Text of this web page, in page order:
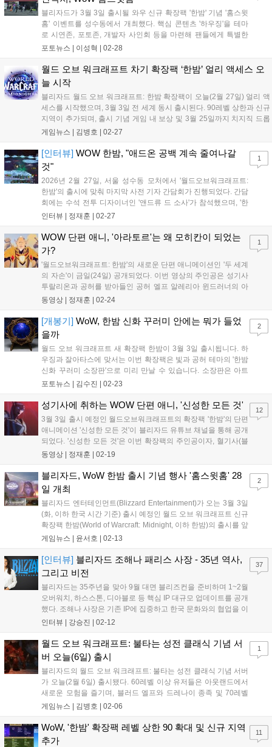
블리자드가 3월 3일 출시될 와우 신규 확장팩 '한밤' 기념 '홈스윗
홈' 이벤트를 성수동에서 개최했다. 핵심 콘텐츠 '하우징'을 테마
로 시연존, 포토존, 개발자 사인회 등을 마련해 팬들에게 특별한
경험과 안식처를 제공하며 출시 기대감을 높였다....
포토뉴스 | 이성혁 02-28
월드 오브 워크래프트 차기 확장팩 ‘한밤’ 얼리 액세스 오
늘 시작
블리자드 월드 오브 워크래프트: 한밤 확장팩이 오늘(2월 27일) 얼리 액
세스를 시작했으며, 3월 3일 전 세계 동시 출시된다. 90레벨 상한과 신규
지역이 추가되며, 출시 기념 게임 내 보상 및 3월 25일까지 치지직 드롭
스 이벤트가 진행된다. 2월 28일에는 한국 팬을 위한 오프라인 행사 '홈
게임뉴스 | 김병호 02-27
[인터뷰] WOW 한밤, "애드온 공백 계속 줄여나갈
것"
2026년 2월 27일, 서울 성수동 모처에서 '월드오브워크래프트:
한밤'의 출시에 맞춰 마지막 사전 기자 간담회가 진행되었다. 간담
회에는 수석 전투 디자이너인 '앤드류 드 소사'가 참석했으며, '한
밤'에 대한 간략한 소개 이후 현장에 참여한 국내 게임 매체 기자
다. 이전에도 마찬가지였지만...
인터뷰 | 정재훈 02-27
1
WOW 단편 애니, '아라토르'는 왜 모히칸이 되었는
가?
'월드오브워크래프트: 한밤'의 새로운 단편 애니메이션인 '두 세계
의 자손'이 금일(24일) 공개되었다. 이번 영상의 주인공은 성기사
투랄리온과 공허를 받아들인 공허 엘프 알레리아 윈드러너의 아
들인 '아라토르'다. 이전 영상의 주인공인 잘아타스, 리아드린과
자 빛과 공허의 자손이라는 기묘한 위...
동영상 | 정재훈 02-24
1
[개봉기] WoW, 한밤 신화 꾸러미 안에는 뭐가 들었
을까
월드 오브 워크래프트 새 확장팩 한밤이 3월 3일 출시됩니다. 하
우징과 잘아타스에 맞서는 이번 확장팩은 빛과 공허 테마의 '한밤
신화 꾸러미 소장판'으로 미리 만날 수 있습니다. 소장판은 아트
북, 핀, 검은 심장 레플리카, 얼리 액세스 및 게임 내 아이템 포함
포토뉴스 | 김수진 02-23
2
성기사에 취하는 WOW 단편 애니, '신성한 모든 것'
3월 3일 출시 예정인 월드오브워크래프트의 확장팩 '한밤'의 단편
애니메이션 '신성한 모든 것'이 블리자드 유튜브 채널을 통해 공개
되었다. '신성한 모든 것'은 이번 확장팩의 주인공이자, 혈기사(블
러드엘프 내 성기사 집단) 여군주인 '리아드린'의 이야기를 담고
이 성기사가 된 이유, 그리고 어...
동영상 | 정재훈 02-19
12
블리자드, WoW 한밤 출시 기념 행사 '홈스윗홈' 28
일 개최
블리자드 엔터테인먼트(Blizzard Entertainment)가 오는 3월 3일
(화, 이하 한국 시간 기준) 출시 예정인 월드 오브 워크래프트 신규
확장팩 한밤(World of Warcraft: Midnight, 이하 한밤)의 출시를 앞
두고, 한국 팬들을 위한 특별 커뮤니티 이벤트 ‘홈스윗홈’을 개최
게임뉴스 | 윤서호 02-13
2
[인터뷰] 블리자드 조해나 패리스 사장 - 35년 역사,
그리고 비전
블리자드는 35주년을 맞아 9월 대면 블리즈컨을 준비하며 1~2월
오버워치, 하스스톤, 디아블로 등 핵심 IP 대규모 업데이트를 공개
했다. 조해나 사장은 기존 IP에 집중하고 한국 문화와의 협업을 이
어갈 세계 최고의 게임 엔터테인먼트 회사 비전을 밝혔다....
인터뷰 | 강승진 02-12
37
월드 오브 워크래프트: 불타는 성전 클래식 기념 서
버 오늘(6일) 출시
블리자드의 월드 오브 워크래프트: 불타는 성전 클래식 기념 서버
가 오늘(2월 6일) 출시됐다. 60레벨 이상 유저들은 아웃랜드에서
새로운 모험을 즐기며, 블러드 엘프와 드레나이 종족 및 70레벨
상한, 비행 탈것, 보석세공, 3종의 고난이도 공격대를 만날 수 있
게임뉴스 | 김병호 02-06
1
WoW, '한밤' 확장팩 레벨 상한 90 확대 및 신규 지역
추가
11